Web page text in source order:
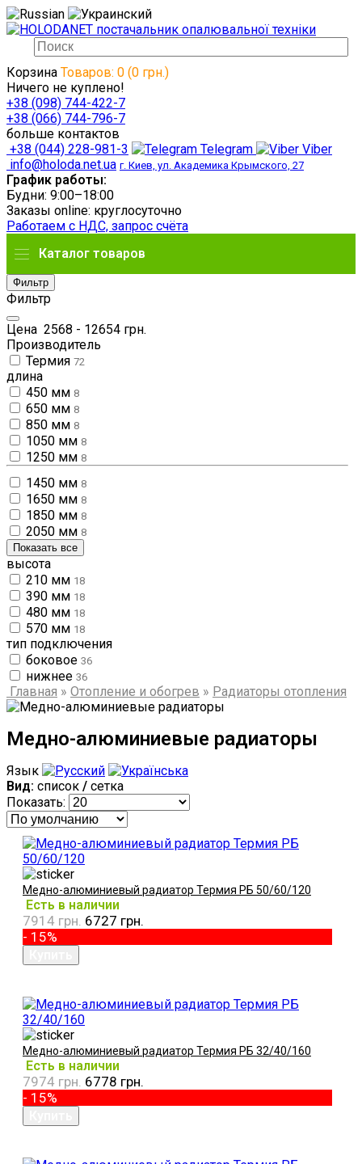
Корзина Товаров: 0 (0 грн.)
Ничего не куплено!
+38 (098) 744-422-7
+38 (066) 744-796-7
больше контактов
+38 (044) 228-981-3
Telegram
Viber
info@holoda.net.ua г. Киев, ул. Академика Крымского, 27
График работы:
Будни: 9:00–18:00
Заказы online: круглосуточно
Работаем с НДС, запрос счёта
Каталог товаров
Фильтр
Фильтр
Цена 2568 - 12654 грн.
Производитель
Термия 72
длина
450 мм 8
650 мм 8
850 мм 8
1050 мм 8
1250 мм 8
1450 мм 8
1650 мм 8
1850 мм 8
2050 мм 8
Показать все
высота
210 мм 18
390 мм 18
480 мм 18
570 мм 18
тип подключения
боковое 36
нижнее 36
Главная » Отопление и обогрев » Радиаторы отопления
Медно-алюминиевые радиаторы
Язык
Вид: список / сетка
Показать:
Медно-алюминиевый радиатор Термия РБ 50/60/120
Есть в наличии
7914 грн. 6727 грн.
- 15%
Медно-алюминиевый радиатор Термия РБ 32/40/160
Есть в наличии
7974 грн. 6778 грн.
- 15%